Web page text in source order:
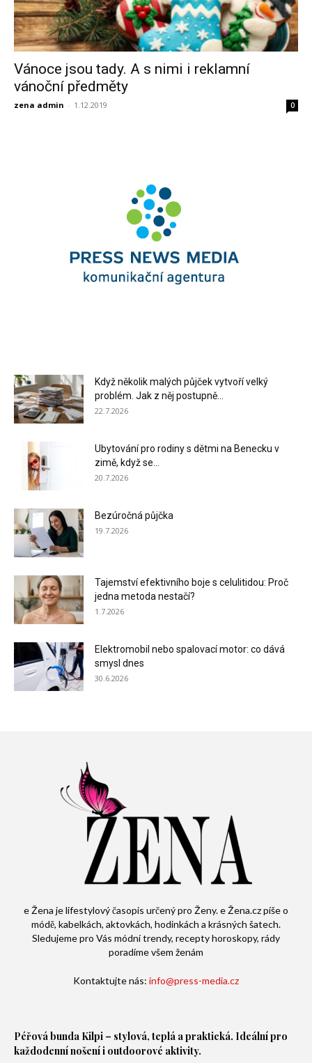
Vánoce jsou tady. A s nimi i reklamní
vánoční předměty
zena admin - 1.12.2019 0
Když několik malých půjček vytvoří velký
problém. Jak z něj postupně...
22.7.2026
Ubytování pro rodiny s dětmi na Benecku v
zimě, když se...
20.7.2026
Bezúročná půjčka
19.7.2026
Tajemství efektivního boje s celulitidou: Proč
jedna metoda nestačí?
1.7.2026
Elektromobil nebo spalovací motor: co dává
smysl dnes
30.6.2026
e Žena je lifestylový časopis určený pro Ženy. e Žena.cz píše o
módě, kabelkách, aktovkách, hodinkách a krásných šatech.
Sledujeme pro Vás módní trendy, recepty horoskopy, rády
poradíme všem ženám
Kontaktujte nás: info@press-media.cz
Péřová bunda Kilpi – stylová, teplá a praktická. Ideální pro
každodenní nošení i outdoorové aktivity.